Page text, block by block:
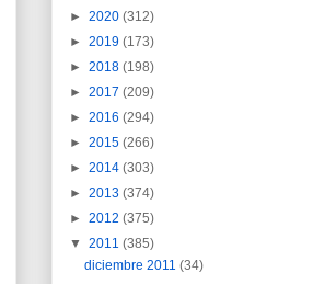
► 2020 (312)
► 2019 (173)
► 2018 (198)
► 2017 (209)
► 2016 (294)
► 2015 (266)
► 2014 (303)
► 2013 (374)
► 2012 (375)
▼ 2011 (385)
diciembre 2011(34)